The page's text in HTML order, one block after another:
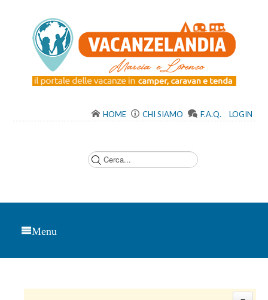
HOME CHI SIAMO F.A.Q. LOGIN
Menu